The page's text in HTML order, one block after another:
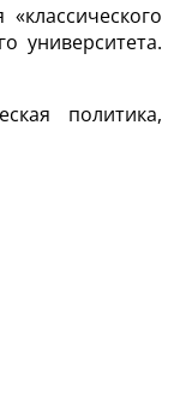
университета.
политика,